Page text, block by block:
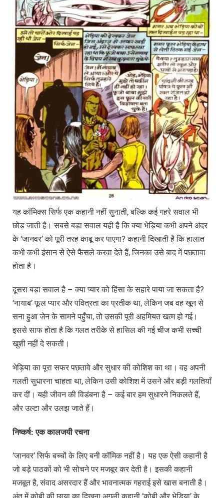
यह कॉमिक्स सिर्फ एक कहानी नहीं सुनाती, बल्कि कई गहरे सवाल भी
छोड़ जाती है। सबसे बड़ा सवाल यही है कि क्या भेड़िया कभी अपने अंदर
के ‘जानवर’ को पूरी तरह काबू कर पाएगा? कहानी दिखाती है कि हालात
कभी-कभी इंसान से ऐसे फैसले करवा देते हैं, जिनका उसे बाद में पछतावा
होता है।
दूसरा बड़ा सवाल है – क्या प्यार को हिंसा के सहारे पाया जा सकता है?
‘नायाब’ फूल प्यार और पवित्रता का प्रतीक था, लेकिन जब वह खून से
सना हुआ जेन के सामने पहुँचा, तो उसकी पूरी अहमियत खत्म हो गई।
इससे साफ होता है कि गलत तरीके से हासिल की गई चीज कभी सच्ची
खुशी नहीं दे सकती।
भेड़िया का पूरा सफर पछतावे और सुधार की कोशिश का था। वह अपनी
गलती सुधारना चाहता था, लेकिन उसी कोशिश में उसने और बड़ी गलतियाँ
कर दीं। यही जीवन की विडंबना है – कई बार हम सुधारने निकलते हैं,
और उल्टा और उलझ जाते हैं।
निष्कर्ष:एककालजयीरचना
‘जानवर’ सिर्फ बच्चों के लिए बनी कॉमिक नहीं है। यह एक ऐसी कहानी है
जो बड़े पाठकों को भी सोचने पर मजबूर कर देती है। इसकी कहानी
मजबूत है, संवाद असरदार हैं और भावनात्मक गहराई इसे खास बनाती है।